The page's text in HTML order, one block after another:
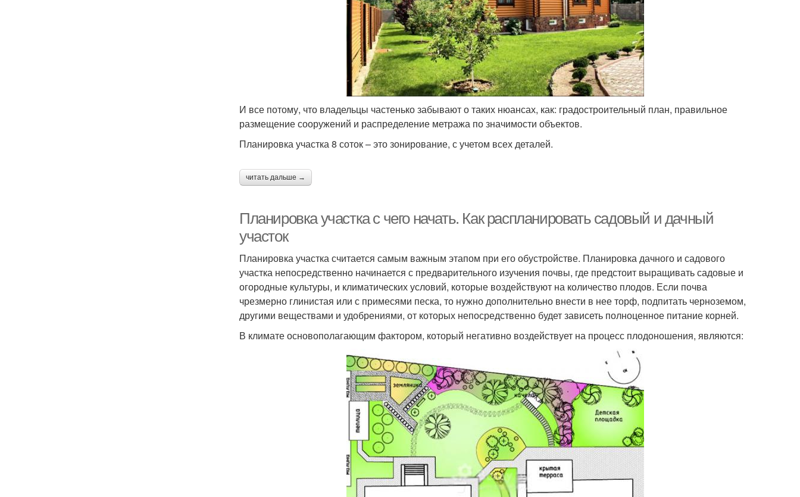
И все потому, что владельцы частенько забывают о таких нюансах, как: градостроительный план, правильное
размещение сооружений и распределение метража по значимости объектов.
Планировка участка 8 соток – это зонирование, с учетом всех деталей.
читать дальше →
Планировка участка с чего начать. Как распланировать садовый и дачный
участок
Планировка участка считается самым важным этапом при его обустройстве. Планировка дачного и садового
участка непосредственно начинается с предварительного изучения почвы, где предстоит выращивать садовые и
огородные культуры, и климатических условий, которые воздействуют на количество плодов. Если почва
чрезмерно глинистая или с примесями песка, то нужно дополнительно внести в нее торф, подпитать черноземом,
другими веществами и удобрениями, от которых непосредственно будет зависеть полноценное питание корней.
В климате основополагающим фактором, который негативно воздействует на процесс плодоношения, являются: